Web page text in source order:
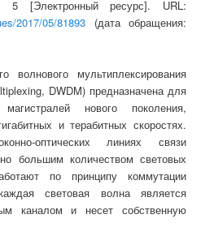
[Электронный ресурс]. URL:
2017/05/81893 (дата обращения:
волнового мультиплексирования
DWDM) предназначена для
нового поколения,
и терабитных скоростях.
оптических линиях связи
большим количеством световых
по принципу коммутации
световая волна является
каналом и несет собственную